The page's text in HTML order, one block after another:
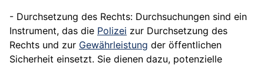
- Durchsetzung des Rechts: Durchsuchungen sind ein
Instrument, das die Polizei zur Durchsetzung des
Rechts und zur Gewährleistung der öffentlichen
Sicherheit einsetzt. Sie dienen dazu, potenzielle